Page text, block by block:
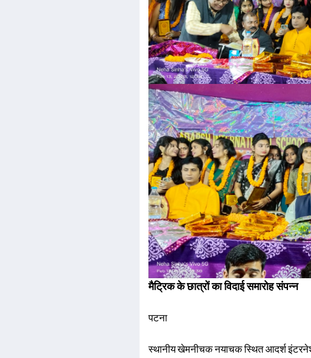
मैट्रिक के छात्रों का विदाई समारोह संपन्न
पटना
स्थानीय खेमनीचक नयाचक स्थित आदर्श